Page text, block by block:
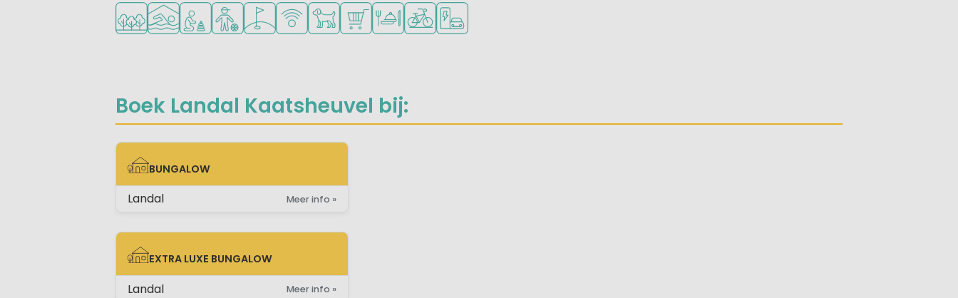
Ligt in een bosrijke omgeving
Overdekt zwembad
Aanbevolen voor jonge kinderen
Aanbevolen voor tieners
Golfbaan in de buurt
WiFi beschikbaar
Huisdieren toegestaan
Campingwinkel/Supermarkt
Restaurant of pizzeria
FietsverhuurLaadpaal elektrische auto
Boek Landal Kaatsheuvel bij:
BUNGALOW
BUNGALOW
Landal Meer info »
EXTRA LUXE BUNGALOW
EXTRA LUXE BUNGALOW
Landal Meer info »